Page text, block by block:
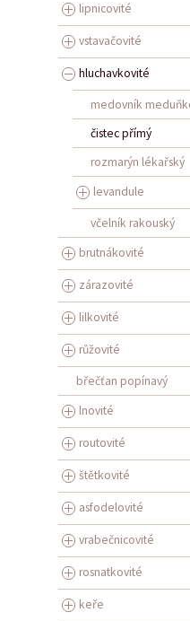
lipnicovité
vstavačovité
hluchavkovité
medovník
čistec přímý
rozmarýn lékařský
levandule
včelník rakouský
brutnákovité
zárazovité
lilkovité
růžovité
břečťan popínavý
lnovité
routovité
štětkovité
asfodelovité
vrabečnicovité
rosnatkovité
keře